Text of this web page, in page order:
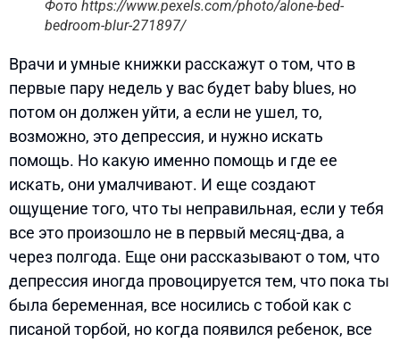
Фото https://www.pexels.com/photo/alone-bed-
bedroom-blur-271897/
Врачи и умные книжки расскажут о том, что в
первые пару недель у вас будет baby blues, но
потом он должен уйти, а если не ушел, то,
возможно, это депрессия, и нужно искать
помощь. Но какую именно помощь и где ее
искать, они умалчивают. И еще создают
ощущение того, что ты неправильная, если у тебя
все это произошло не в первый месяц-два, а
через полгода. Еще они рассказывают о том, что
депрессия иногда провоцируется тем, что пока ты
была беременная, все носились с тобой как с
писаной торбой, но когда появился ребенок, все